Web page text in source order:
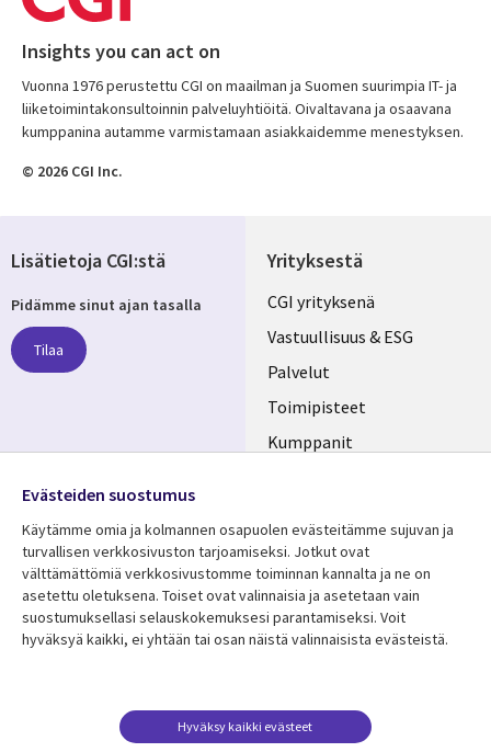
Insights you can act on
Vuonna 1976 perustettu CGI on maailman ja Suomen suurimpia IT- ja
liiketoimintakonsultoinnin palveluyhtiöitä. Oivaltavana ja osaavana
kumppanina autamme varmistamaan asiakkaidemme menestyksen.
© 2026 CGI Inc.
Yrityksestä
Useful
links
FINLAND
CGI yrityksenä
Vastuullisuus & ESG
Palvelut
Toimipisteet
Kumppanit
Resurssikeskus
Library
FINLAND
Asiakastarinat
Lisätietoa
Legal
Tietosuoja
Käyttöehdot
Lisätietoja CGI:stä
Pidämme sinut ajan tasalla
Tilaa
Media
FINLAND
Evästeiden suostumus
Käytämme omia ja kolmannen osapuolen evästeitämme sujuvan ja
turvallisen verkkosivuston tarjoamiseksi. Jotkut ovat
välttämättömiä verkkosivustomme toiminnan kannalta ja ne on
asetettu oletuksena. Toiset ovat valinnaisia ​​ja asetetaan vain
suostumuksellasi selauskokemuksesi parantamiseksi. Voit
hyväksyä kaikki, ei yhtään tai osan näistä valinnaisista evästeistä.
Hyväksy kaikki evästeet